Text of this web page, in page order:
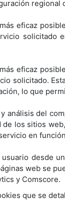
regional
eficaz
eficaz
solicitado.
lo que
análisis del
los sitios
en
desde
web se
y Comscore.
que se